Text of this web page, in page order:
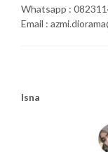
Whatsapp :
Email :
Isna